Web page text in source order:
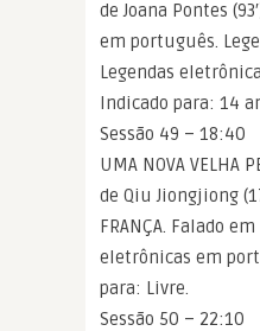
de Joana Pontes
em português.
Legendas
Indicado para: 14
Sessão 49 – 18:40
UMA NOVA VELHA
de Qiu Jiongjiong
FRANÇA. Falado
eletrônicas em
para: Livre.
Sessão 50 – 22:10